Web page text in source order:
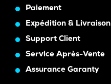
Paiement
Expédition & Livraison
Support Client
Service Après-Vente
Assurance Garanty